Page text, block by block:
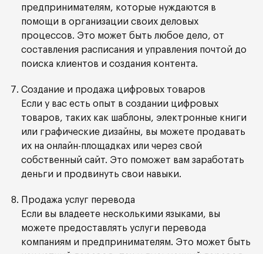
предпринимателям, которые нуждаются в
помощи в организации своих деловых
процессов. Это может быть любое дело, от
составления расписания и управления почтой до
поиска клиентов и создания контента.
Создание и продажа цифровых товаров
Если у вас есть опыт в создании цифровых
товаров, таких как шаблоны, электронные книги
или графические дизайны, вы можете продавать
их на онлайн-площадках или через свой
собственный сайт. Это поможет вам заработать
деньги и продвинуть свои навыки.
Продажа услуг перевода
Если вы владеете несколькими языками, вы
можете предоставлять услуги перевода
компаниям и предпринимателям. Это может быть